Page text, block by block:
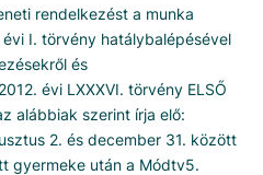
rendelkezést a munka
I. törvény hatálybalépésével
és
évi LXXXVI. törvény ELSŐ
alábbiak szerint írja elő:
2. és december 31. között
gyermeke után a Módtv5.